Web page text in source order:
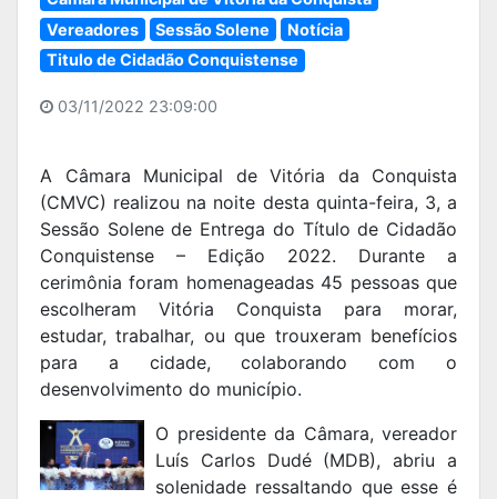
Vereadores
Sessão Solene
Notícia
Titulo de Cidadão Conquistense
03/11/2022 23:09:00
A Câmara Municipal de Vitória da Conquista
(CMVC) realizou na noite desta quinta-feira, 3, a
Sessão Solene de Entrega do Título de Cidadão
Conquistense – Edição 2022. Durante a
cerimônia foram homenageadas 45 pessoas que
escolheram Vitória Conquista para morar,
estudar, trabalhar, ou que trouxeram benefícios
para a cidade, colaborando com o
desenvolvimento do município.
O presidente da Câmara, vereador
Luís Carlos Dudé (MDB), abriu a
solenidade ressaltando que esse é